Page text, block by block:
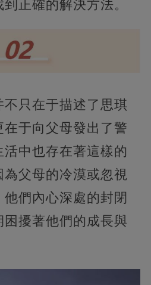
正確的解決方法。
只在于描述了思琪
于向父母發出了警
中也存在著這樣的
父母的冷漠或忽視
們內心深處的封閉
擾著他們的成長與